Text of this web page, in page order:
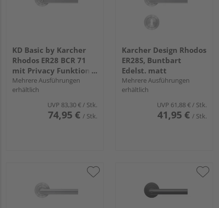
KD Basic by Karcher
Rhodos ER28 BCR 71
mit Privacy Funktion
DIN Rechts in Edelst.
matt
Mehrere Ausführungen
erhältlich
UVP 83,30 €/ Stk.
74,95 € / Stk.
Karcher Design Rhodos
ER28S, Buntbart
Edelst. matt
Mehrere Ausführungen
erhältlich
UVP 61,88 €/ Stk.
41,95 € / Stk.